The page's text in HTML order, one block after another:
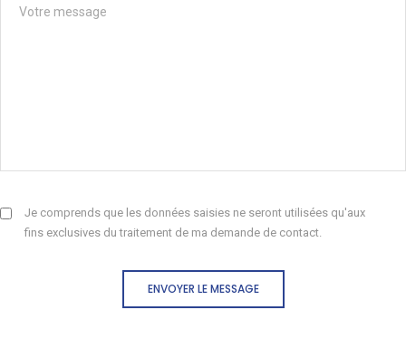
Je comprends que les données saisies ne seront utilisées qu'aux
fins exclusives du traitement de ma demande de contact.
ENVOYER LE MESSAGE